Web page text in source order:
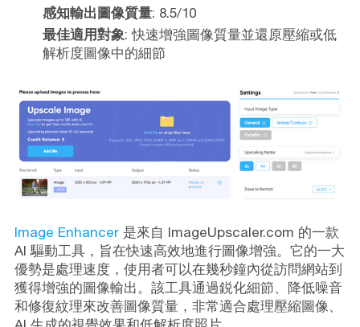
感知輸出圖像質量: 8.5/10
最佳適用對象: 快速增強圖像質量並還原壓縮或低
解析度圖像中的細節
Image Enhancer是來自 ImageUpscaler.com 的一款
AI 驅動工具，旨在快速高效地進行圖像增強。它的一大
優勢是處理速度，使用者可以在幾秒鐘內從訪問網站到
獲得增強的圖像輸出。該工具通過鋭化細節、降低噪音
和修復紋理來改善圖像質量，非常適合處理壓縮圖像、